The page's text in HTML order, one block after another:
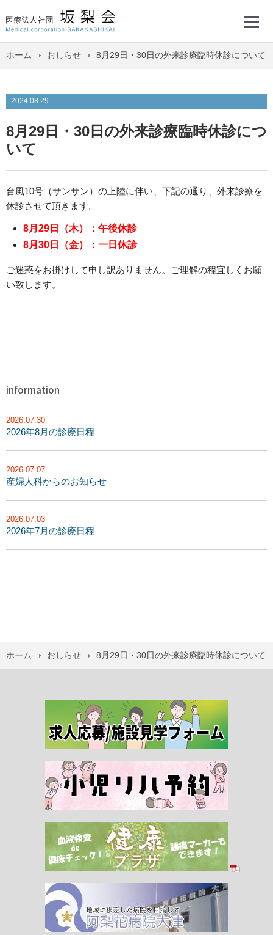
ホーム おしらせ 8月29日・30日の外来診療臨時休診について
2024.08.29
8月29日・30日の外来診療臨時休診につ
いて
台風10号（サンサン）の上陸に伴い、下記の通り、外来診療を
休診させて頂きます。
8月29日（木）：午後休診
8月30日（金）：一日休診
ご迷惑をお掛けして申し訳ありません。ご理解の程宜しくお願
い致します。
information
2026.07.30
2026年8月の診療日程
2026.07.07
産婦人科からのお知らせ
2026.07.03
2026年7月の診療日程
ホーム おしらせ 8月29日・30日の外来診療臨時休診について